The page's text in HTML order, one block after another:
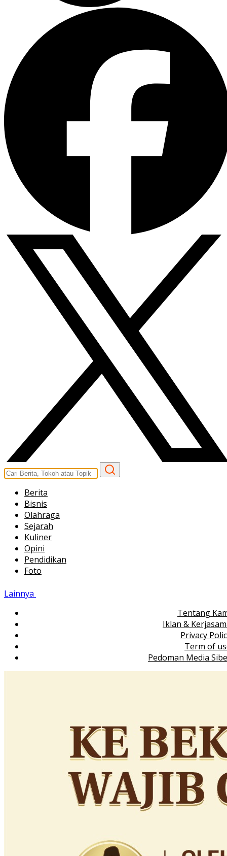
Berita
Bisnis
Olahraga
Sejarah
Kuliner
Opini
Pendidikan
Foto
Lainnya
Tentang
Iklan &
Privacy
Term of
Pedoman Media